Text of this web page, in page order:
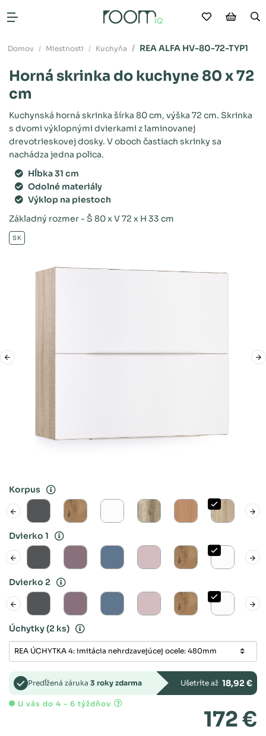
Otvoriť menu Moje
Domov Miestnosti Kuchyňa REA ALFA HV-80-72-TYP1
Horná skrinka do kuchyne 80 x 72
cm
Kuchynská horná skrinka šírka 80 cm, výška 72 cm. Skrinka
s dvomi výklopnými dvierkami z laminovanej
drevotrieskovej dosky. V oboch častiach skrinky sa
nachádza jedna polica.
Hĺbka 31 cm
Odolné materiály
Výklop na piestoch
Základný rozmer - Š 80 x V 72 x H 33 cm
SK
Korpus
Dvierko 1
Dvierko 2
Úchytky(2 ks)
Predĺžená záruka 3 roky zdarma Ušetríte až 18,92 €
U vás do 4 - 6 týždňov
172 €